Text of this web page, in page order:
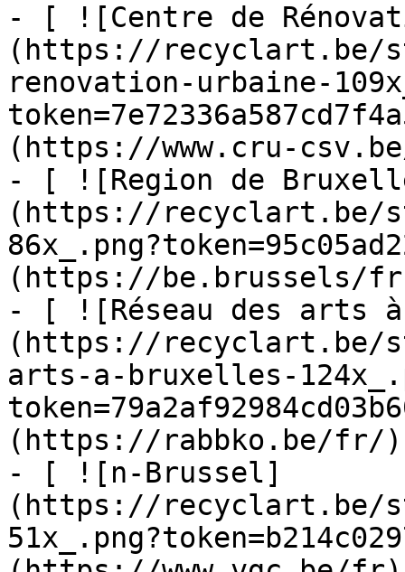
- [ ![Centre de
(https://recyclart.be/
renovation-urbaine-
(https://www.cru-
- [ ![Region de
(https://recyclart.be/
(https://be.brussels/
- [ ![Réseau des arts
(https://recyclart.be/
arts-a-bruxelles-
(https://rabbko.be/fr/)
- [ ![n-Brussel]
(https://recyclart.be/